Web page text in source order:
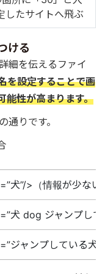
したサイトへ飛ぶ
ける
細を伝えるファイ
を設定することで画
能性が高まります。
りです。
犬”/>（情報が少ない
犬 dog ジャンプし
ジャンプしている犬